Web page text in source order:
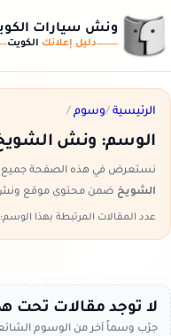
ونش سيارات
دليل إعلانك الكويت
الرئيسية /وسوم /
الوسم: ونش
نستعرض في هذه الصفحة جميع
الشويخ ضمن محتوى موقع ونش
عدد المقالات المرتبطة بهذا الوسم:
لا توجد مقالات تحت
جرّب وسماً آخر من الوسوم الشائعة